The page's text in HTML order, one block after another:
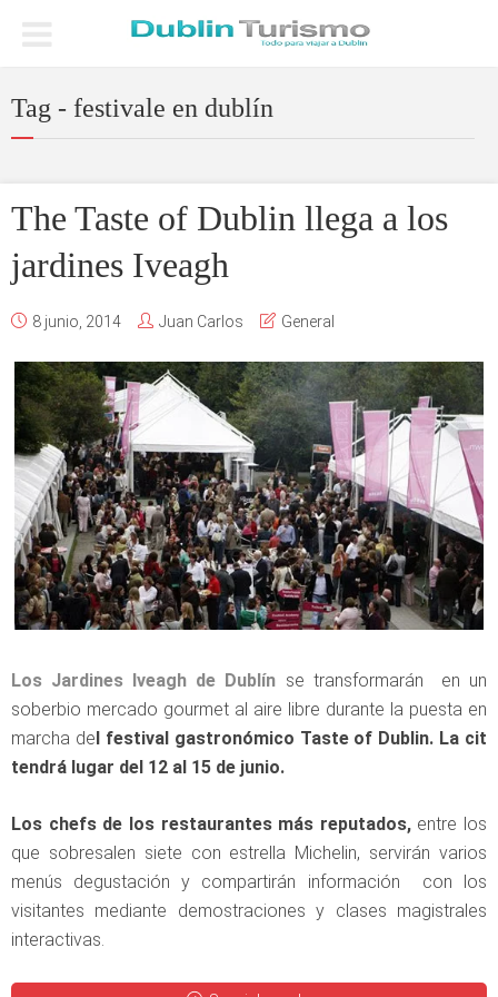
Tag - festivale en dublín
The Taste of Dublin llega a los
jardines Iveagh
8 junio, 2014 Juan Carlos General
Los Jardines Iveagh de Dublín se transformarán en un
soberbio mercado gourmet al aire libre durante la puesta en
marcha de l festival gastronómico Taste of Dublin. La cit
tendrá lugar del 12 al 15 de junio.
Los chefs de los restaurantes más reputados,entre los
que sobresalen siete con estrella Michelin, servirán varios
menús degustación y compartirán información con los
visitantes mediante demostraciones y clases magistrales
interactivas.